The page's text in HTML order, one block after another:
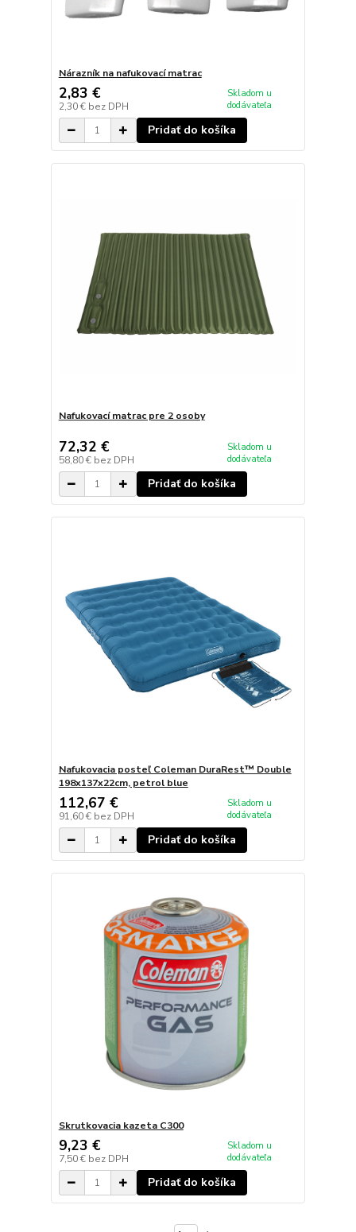
Nárazník na nafukovací matrac
2,83 €
2,30 € bez DPH
Skladom u
dodávateľa
Pridať do košíka
Nafukovací matrac pre 2 osoby
72,32 €
58,80 € bez DPH
Skladom u
dodávateľa
Pridať do košíka
Nafukovacia posteľ Coleman DuraRest™ Double
198x137x22cm, petrol blue
112,67 €
91,60 € bez DPH
Skladom u
dodávateľa
Pridať do košíka
Skrutkovacia kazeta C300
9,23 €
7,50 € bez DPH
Skladom u
dodávateľa
Pridať do košíka